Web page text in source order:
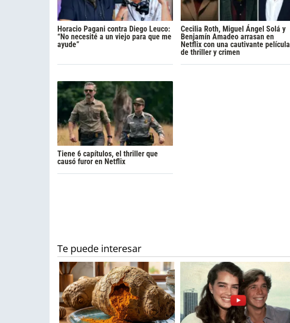
Horacio Pagani contra Diego Leuco:
“No necesité a un viejo para que me
ayude”
Cecilia Roth, Miguel Ángel Solá y
Benjamín Amadeo arrasan en
Netflix con una cautivante película
de thriller y crimen
Tiene 6 capítulos, el thriller que
causó furor en Netflix